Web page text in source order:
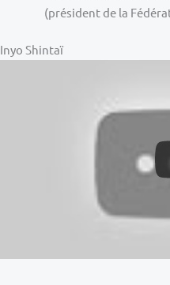
(président de la
Inyo Shintaï